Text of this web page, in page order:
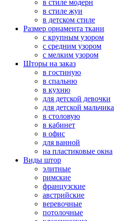
в стиле модерн
в стиле жуи
в детском стиле
Размер орнамента ткани
с крупным узором
с средним узором
с мелким узором
Шторы на заказ
в гостиную
в спальню
в кухню
для детской девочки
для детской мальчика
в столовую
в кабинет
в офис
для ванной
на пластиковые окна
Виды штор
элитные
римские
французские
австрийские
веревочные
потолочные